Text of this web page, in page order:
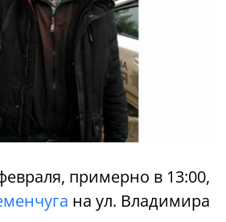
примерно в 13:00,
на ул. Владимира